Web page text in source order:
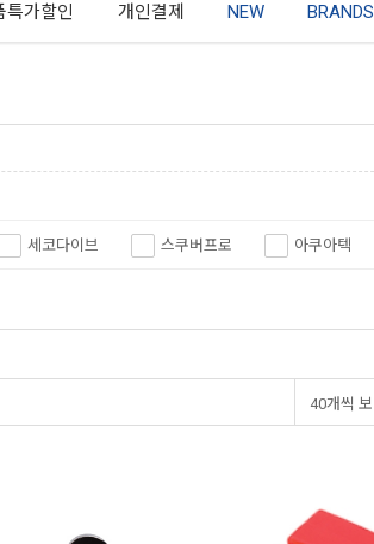
특가할인 개인결제 NEW BRANDS
세코다이브 스쿠버프로 아쿠아텍